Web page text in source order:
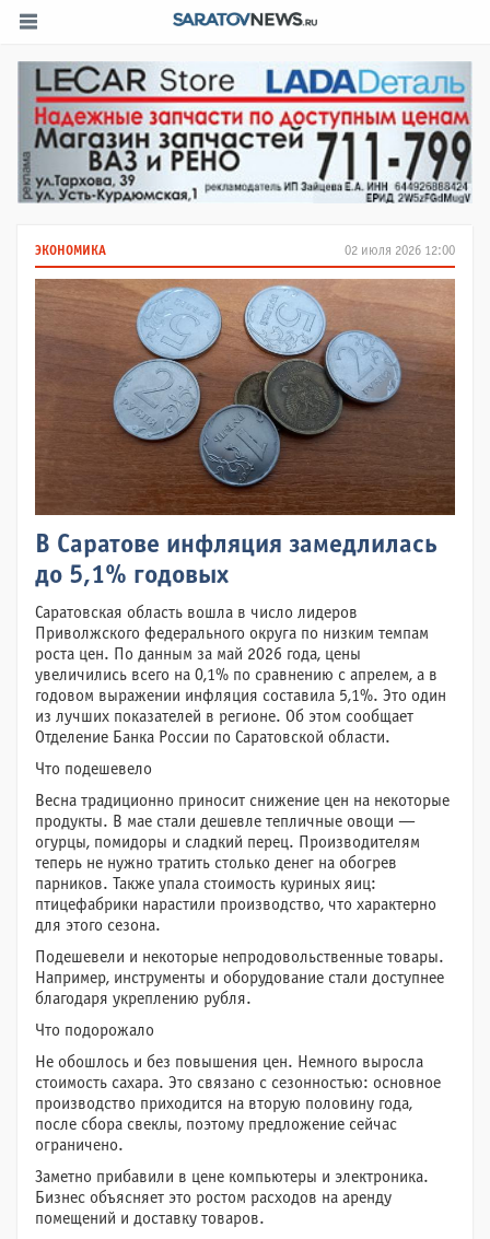
02 июля 2026 12:00
ЭКОНОМИКА
В Саратове инфляция замедлилась
до 5,1% годовых
Саратовская область вошла в число лидеров
Приволжского федерального округа по низким темпам
роста цен. По данным за май 2026 года, цены
увеличились всего на 0,1% по сравнению с апрелем, а в
годовом выражении инфляция составила 5,1%. Это один
из лучших показателей в регионе. Об этом сообщает
Отделение Банка России по Саратовской области.
Что подешевело
Весна традиционно приносит снижение цен на некоторые
продукты. В мае стали дешевле тепличные овощи —
огурцы, помидоры и сладкий перец. Производителям
теперь не нужно тратить столько денег на обогрев
парников. Также упала стоимость куриных яиц:
птицефабрики нарастили производство, что характерно
для этого сезона.
Подешевели и некоторые непродовольственные товары.
Например, инструменты и оборудование стали доступнее
благодаря укреплению рубля.
Что подорожало
Не обошлось и без повышения цен. Немного выросла
стоимость сахара. Это связано с сезонностью: основное
производство приходится на вторую половину года,
после сбора свеклы, поэтому предложение сейчас
ограничено.
Заметно прибавили в цене компьютеры и электроника.
Бизнес объясняет это ростом расходов на аренду
помещений и доставку товаров.